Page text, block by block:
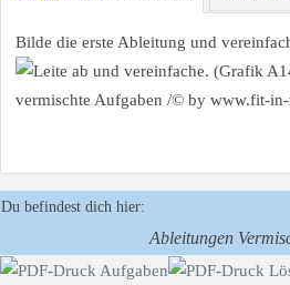
Bilde die erste Ableitung und
Du befindest dich hier:
Ableitungen